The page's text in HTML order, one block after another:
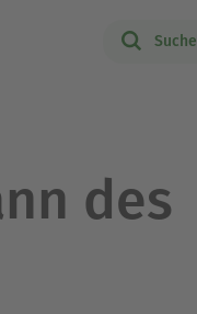
Suche
des